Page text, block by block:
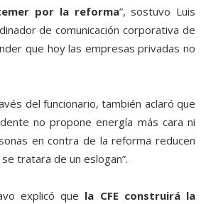
por la reforma”, sostuvo Luis
de comunicación corporativa de
que hoy las empresas privadas no
del funcionario, también aclaró que
no propone energía más cara ni
en contra de la reforma reducen
tratara de un eslogan”.
explicó que la CFE construirá la